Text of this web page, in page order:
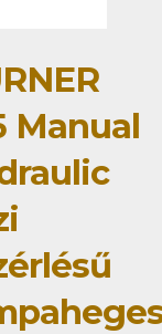
Manual